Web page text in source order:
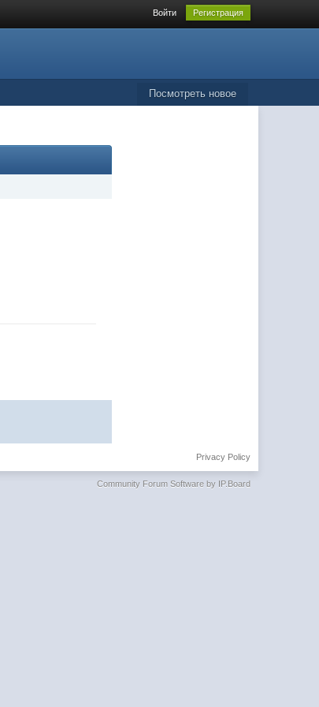
Войти Регистрация
Посмотреть новое
Privacy Policy
Community Forum Software by IP.Board